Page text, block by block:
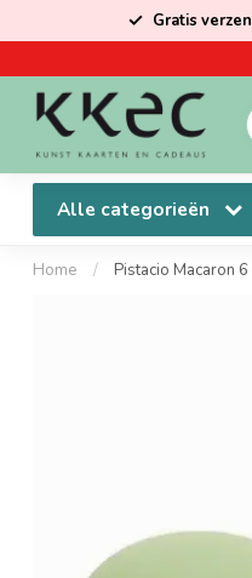
Gratis
Alle categorieën
Home / Pistacio Macaron 6